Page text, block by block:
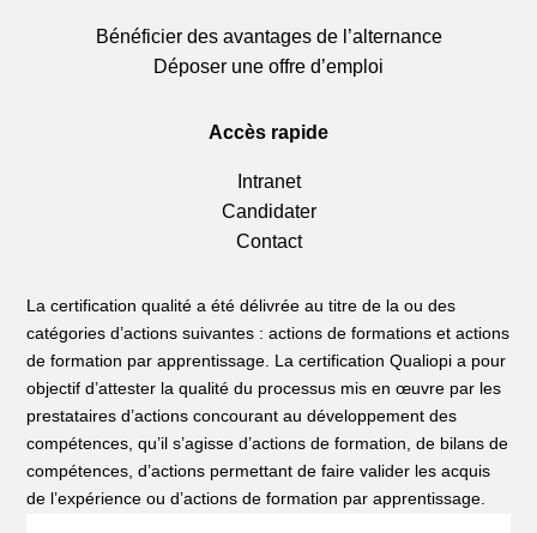
Bénéficier des avantages de l’alternance
Déposer une offre d’emploi
Accès rapide
Intranet
Candidater
Contact
La certification qualité a été délivrée au titre de la ou des
catégories d’actions suivantes : actions de formations et actions
de formation par apprentissage. La certification Qualiopi a pour
objectif d’attester la qualité du processus mis en œuvre par les
prestataires d’actions concourant au développement des
compétences, qu’il s’agisse d’actions de formation, de bilans de
compétences, d’actions permettant de faire valider les acquis
de l’expérience ou d’actions de formation par apprentissage.